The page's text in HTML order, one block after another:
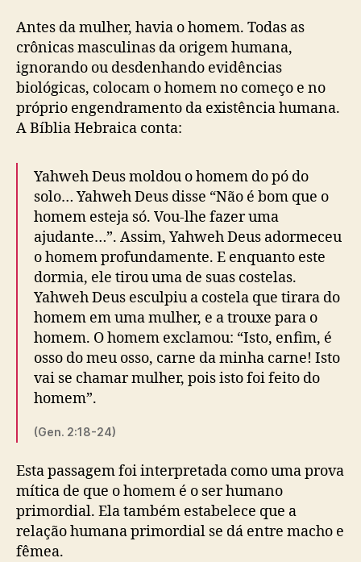
Antes da mulher, havia o homem. Todas as
crônicas masculinas da origem humana,
ignorando ou desdenhando evidências
biológicas, colocam o homem no começo e no
próprio engendramento da existência humana.
A Bíblia Hebraica conta:
Yahweh Deus moldou o homem do pó do
solo… Yahweh Deus disse “Não é bom que o
homem esteja só. Vou-lhe fazer uma
ajudante…”. Assim, Yahweh Deus adormeceu
o homem profundamente. E enquanto este
dormia, ele tirou uma de suas costelas.
Yahweh Deus esculpiu a costela que tirara do
homem em uma mulher, e a trouxe para o
homem. O homem exclamou: “Isto, enfim, é
osso do meu osso, carne da minha carne! Isto
vai se chamar mulher, pois isto foi feito do
homem”.
(Gen. 2:18-24)
Esta passagem foi interpretada como uma prova
mítica de que o homem é o ser humano
primordial. Ela também estabelece que a
relação humana primordial se dá entre macho e
fêmea.